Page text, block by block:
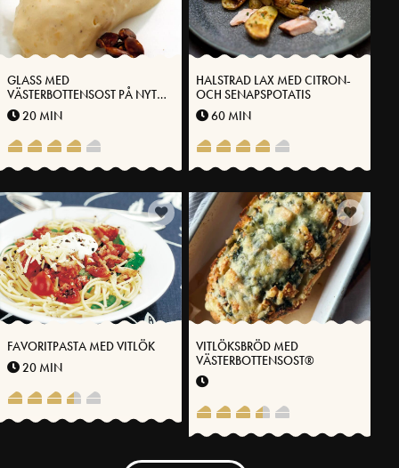
GLASS MED
VÄSTERBOTTENSOST PÅ NYTT
SÄTT20 MIN
HALSTRAD LAX MED CITRON-
OCH SENAPSPOTATIS
60 MIN
FAVORITPASTA MED VITLÖK
20 MIN
VITLÖKSBRÖD MED
VÄSTERBOTTENSOST®